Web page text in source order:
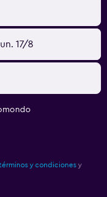
lun. 17/8
y condiciones y